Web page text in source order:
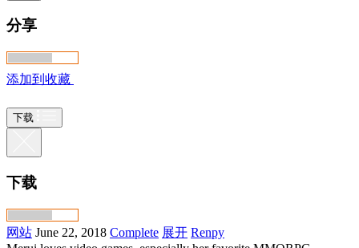
分享
添加到收藏
下载
下载
网站 June 22, 2018 Complete 展开 Renpy